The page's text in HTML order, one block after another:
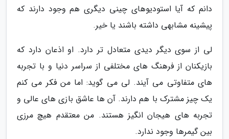
دانم که آیا استودیوهای چینی دیگری هم وجود دارند که
پیشینه مشابهی داشته باشند یا خیر.
لی از سوی دیگر دیدی متعادل تر دارد. او اذعان دارد که
بازیکنان از فرهنگ های مختلفی از سراسر دنیا و با تجربه
های متفاوتی می آیند. لی می گوید: اما من فکر می کنم
یک چیز مشترک با هم دارند. آن ها عاشق بازی های عالی و
تجربه های هیجان انگیز هستند. من معتقدم هیچ مرزی
بین گیمرها وجود ندارد.